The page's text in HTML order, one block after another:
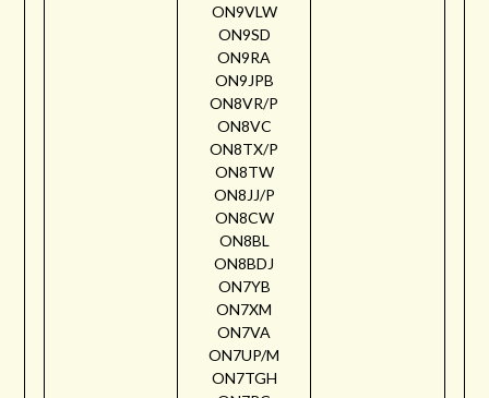
ON9VLW
ON9SD
ON9RA
ON9JPB
ON8VR/P
ON8VC
ON8TX/P
ON8TW
ON8JJ/P
ON8CW
ON8BL
ON8BDJ
ON7YB
ON7XM
ON7VA
ON7UP/M
ON7TGH